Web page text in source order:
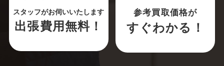
スタッフがお伺いいたします
出張費用無料！
参考買取価格が
すぐわかる！